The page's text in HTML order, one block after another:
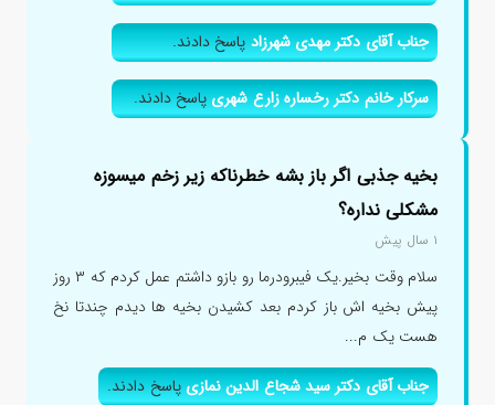
جناب آقای دکتر مهدی شهرزادپاسخ دادند.
سرکار خانم دکتر رخساره زارع شهریپاسخ دادند.
بخیه جذبی اگر باز بشه خطرناکه زیر زخم میسوزه
مشکلی نداره؟
۱ سال پیش
سلام وقت بخیر.یک فیبرودرما رو بازو داشتم عمل کردم که ۳ روز
پیش بخیه اش باز کردم بعد کشیدن بخیه ها دیدم چندتا نخ
هست یک م...
جناب آقای دکتر سید شجاع الدین نمازیپاسخ دادند.